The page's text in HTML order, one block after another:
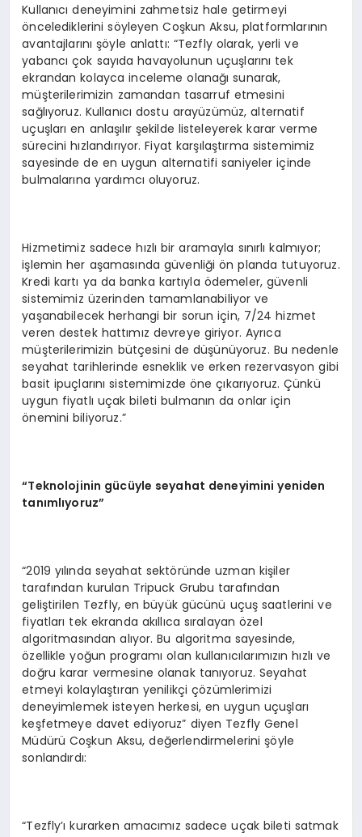
Kullanıcı deneyimini zahmetsiz hale getirmeyi
öncelediklerini söyleyen Coşkun Aksu, platformlarının
avantajlarını şöyle anlattı: “Tezfly olarak, yerli ve
yabancı çok sayıda havayolunun uçuşlarını tek
ekrandan kolayca inceleme olanağı sunarak,
müşterilerimizin zamandan tasarruf etmesini
sağlıyoruz. Kullanıcı dostu arayüzümüz, alternatif
uçuşları en anlaşılır şekilde listeleyerek karar verme
sürecini hızlandırıyor. Fiyat karşılaştırma sistemimiz
sayesinde de en uygun alternatifi saniyeler içinde
bulmalarına yardımcı oluyoruz.
Hizmetimiz sadece hızlı bir aramayla sınırlı kalmıyor;
işlemin her aşamasında güvenliği ön planda tutuyoruz.
Kredi kartı ya da banka kartıyla ödemeler, güvenli
sistemimiz üzerinden tamamlanabiliyor ve
yaşanabilecek herhangi bir sorun için, 7/24 hizmet
veren destek hattımız devreye giriyor. Ayrıca
müşterilerimizin bütçesini de düşünüyoruz. Bu nedenle
seyahat tarihlerinde esneklik ve erken rezervasyon gibi
basit ipuçlarını sistemimizde öne çıkarıyoruz. Çünkü
uygun fiyatlı uçak bileti bulmanın da onlar için
önemini biliyoruz.”
“Teknolojinin gücüyle seyahat deneyimini yeniden
tanımlıyoruz”
“2019 yılında seyahat sektöründe uzman kişiler
tarafından kurulan Tripuck Grubu tarafından
geliştirilen Tezfly, en büyük gücünü uçuş saatlerini ve
fiyatları tek ekranda akıllıca sıralayan özel
algoritmasından alıyor. Bu algoritma sayesinde,
özellikle yoğun programı olan kullanıcılarımızın hızlı ve
doğru karar vermesine olanak tanıyoruz. Seyahat
etmeyi kolaylaştıran yenilikçi çözümlerimizi
deneyimlemek isteyen herkesi, en uygun uçuşları
keşfetmeye davet ediyoruz” diyen Tezfly Genel
Müdürü Coşkun Aksu, değerlendirmelerini şöyle
sonlandırdı:
“Tezfly’ı kurarken amacımız sadece uçak bileti satmak